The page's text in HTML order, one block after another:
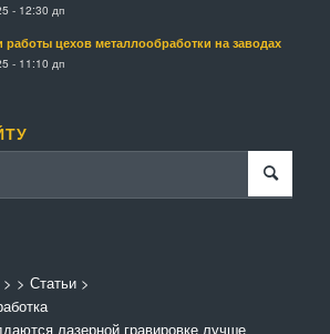
- 12:30 дп
работы цехов металлообработки на заводах
- 11:10 дп
> Статьи>
лазерной гравировке лучше